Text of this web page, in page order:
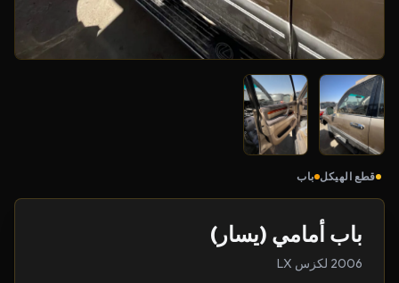
قطع الهيكل باب
باب أمامي (يسار)
2006 لكزس LX